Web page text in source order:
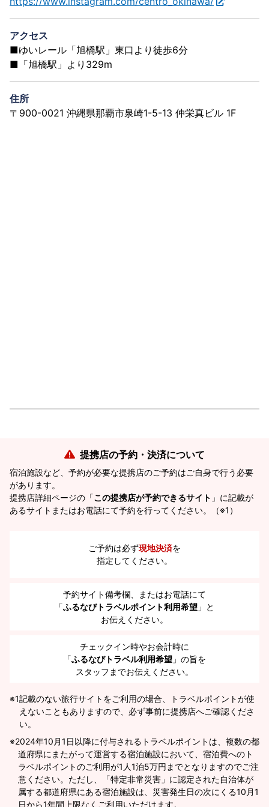
アクセス
■ゆいレール「旭橋駅」東口より徒歩6分
■「旭橋駅」より329m
住所
〒900-0021 沖縄県那覇市泉崎1-5-13 仲栄真ビル 1F
提携店の予約・決済について
宿泊施設など、予約が必要な提携店のご予約はご自身で行う必要
があります。
提携店詳細ページの「この提携店が予約できるサイト 」に記載が
あるサイトまたはお電話にて予約を行ってください。（※1）
ご予約は必ず現地決済を
指定してください。
予約サイト備考欄、またはお電話にて
「ふるなびトラベルポイント利用希望 」と
お伝えください。
チェックイン時やお会計時に
「ふるなびトラベル利用希望 」の旨を
スタッフまでお伝えください。
※1記載のない旅行サイトをご利用の場合、トラベルポイントが使
えないこともありますので、必ず事前に提携店へご確認くださ
い。
2024年10月1日以降に付与されるトラベルポイントは、複数の都
道府県にまたがって運営する宿泊施設において、宿泊費へのト
ラベルポイントのご利用が1人1泊5万円までとなりますのでご注
意ください。ただし、「特定非常災害」に認定された自治体が
属する都道府県にある宿泊施設は、災害発生日の次にくる10月1
日から1年間上限なくご利用いただけます。